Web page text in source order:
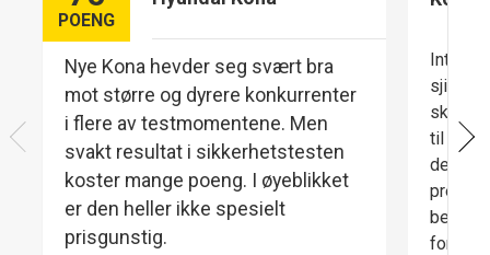
Konkurrenter:MGS5, Skoda Elroq,
Renault Scenic, Kia EV3, Peugeot E-
2008.
Motor-pakka : Her velger vi
utstyrsgraden og tilleggene vi mener gir
mest for pengene. Vinter­hjul, ladekabler
POENG
Nye Kona hevder seg svært bra
mot større og dyrere konkurrenter
i flere av testmomentene. Men
svakt resultat i sikkerhetstesten
koster mange poeng. I øyeblikket
er den heller ikke spesielt
prisgunstig.
sjikt.
til
det er
begge